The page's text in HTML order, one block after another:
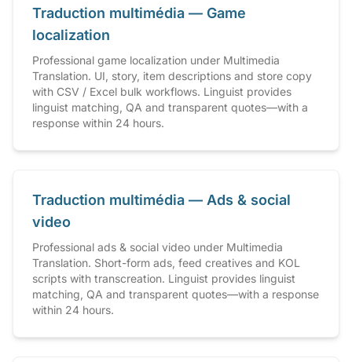
Traduction multimédia — Game
localization
Professional game localization under Multimedia
Translation. UI, story, item descriptions and store copy
with CSV / Excel bulk workflows. Linguist provides
linguist matching, QA and transparent quotes—with a
response within 24 hours.
Traduction multimédia — Ads & social
video
Professional ads & social video under Multimedia
Translation. Short-form ads, feed creatives and KOL
scripts with transcreation. Linguist provides linguist
matching, QA and transparent quotes—with a response
within 24 hours.